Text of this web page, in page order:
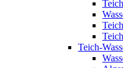
Teich-